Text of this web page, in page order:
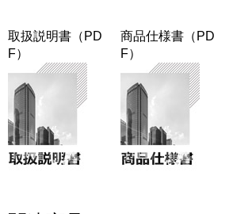
取扱説明書（PD
F）
商品仕様書（PD
F）